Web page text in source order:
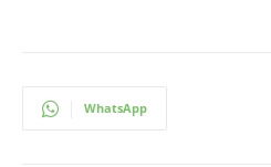
WhatsApp